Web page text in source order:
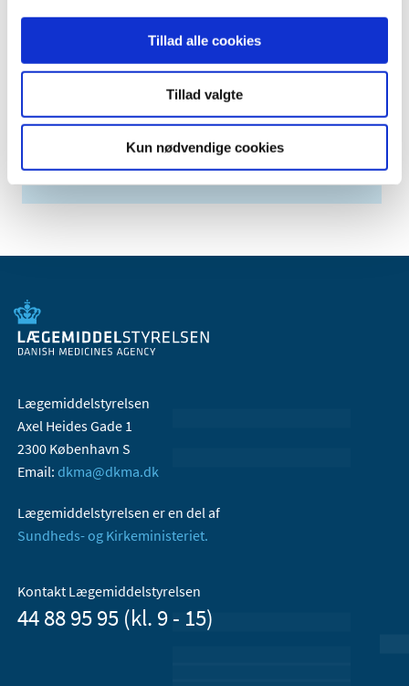
Tillad alle cookies
Tillad valgte
Kun nødvendige cookies
2011 (13)
2009 (14)
2007 (3)
2005 (2)
Lægemiddelstyrelsen
Axel Heides Gade 1
2300 København S
Email: dkma@dkma.dk
Lægemiddelstyrelsen er en del af
Sundheds- og Kirkeministeriet.
Kontakt Lægemiddelstyrelsen
44 88 95 95 (kl. 9 - 15)